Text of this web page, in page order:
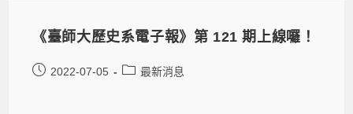
《臺師大歷史系電子報》第 121 期上線囉！
2022-07-05 最新消息